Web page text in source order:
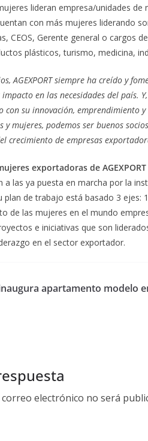
lideran empresa/unidades
con más mujeres liderando
CEOS, Gerente general o cargos
plásticos, turismo, medicina,
AGEXPORT siempre ha creído y
en las necesidades del país.
con su innovación, emprendimiento
y mujeres, podemos ser buenos
crecimiento de empresas
exportadoras de AGEXPORT
a las ya puesta en marcha por la
plan de trabajo está basado 3
de las mujeres en el mundo
e iniciativas que son
en el sector exportador.
apartamento modelo
electrónico no será